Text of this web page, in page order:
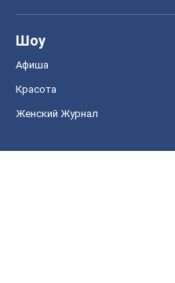
Шоу
Афиша
Красота
Женский Журнал